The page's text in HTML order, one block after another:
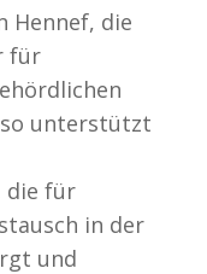
Hennef, die
für
unterstützt
die für
in der
und